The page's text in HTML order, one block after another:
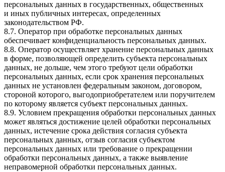
персональных данных в государственных, общественных
и иных публичных интересах, определенных
законодательством РФ.
8.7. Оператор при обработке персональных данных
обеспечивает конфиденциальность персональных данных.
8.8. Оператор осуществляет хранение персональных данных
в форме, позволяющей определить субъекта персональных
данных, не дольше, чем этого требуют цели обработки
персональных данных, если срок хранения персональных
данных не установлен федеральным законом, договором,
стороной которого, выгодоприобретателем или поручителем
по которому является субъект персональных данных.
8.9. Условием прекращения обработки персональных данных
может являться достижение целей обработки персональных
данных, истечение срока действия согласия субъекта
персональных данных, отзыв согласия субъектом
персональных данных или требование о прекращении
обработки персональных данных, а также выявление
неправомерной обработки персональных данных.